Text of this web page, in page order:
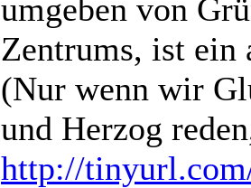
umgeben von
Zentrums, ist ein
(Nur wenn wir
und Herzog
http://